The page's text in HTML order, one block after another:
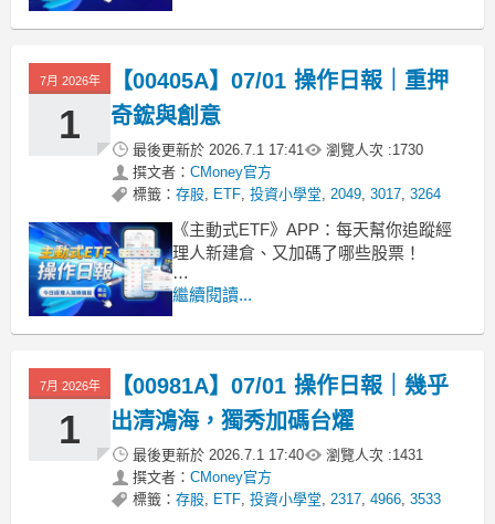
10.01元，單日上漲0.60%。從成立以來
表現。目前基金規模維持在248.0億元，
淨值來到10.0
7月 2026年
1
【00405A】07/01 操作日報｜重押
奇鋐與創意
最後更新於 2026.7.1 17:41 瀏覽人次 :1730
撰文者： CMoney官方
標籤： 存股, ETF, 投資小學堂, 2049, 3017, 3264
《主動式ETF》APP：每天幫你追蹤經
理人新建倉、又加碼了哪些股票！
■ 00405A 規模逼近250億
日上漲1.08%，近一週回落0.3%。這檔
總報酬為-1.7%，但從今天的持股異動來
看，經理人正
繼續閱讀...
7月 2026年
1
【00981A】07/01 操作日報｜幾乎
出清鴻海，獨秀加碼台燿
最後更新於 2026.7.1 17:40 瀏覽人次 :1431
撰文者： CMoney官方
標籤： 存股, ETF, 投資小學堂, 2317, 4966, 3533